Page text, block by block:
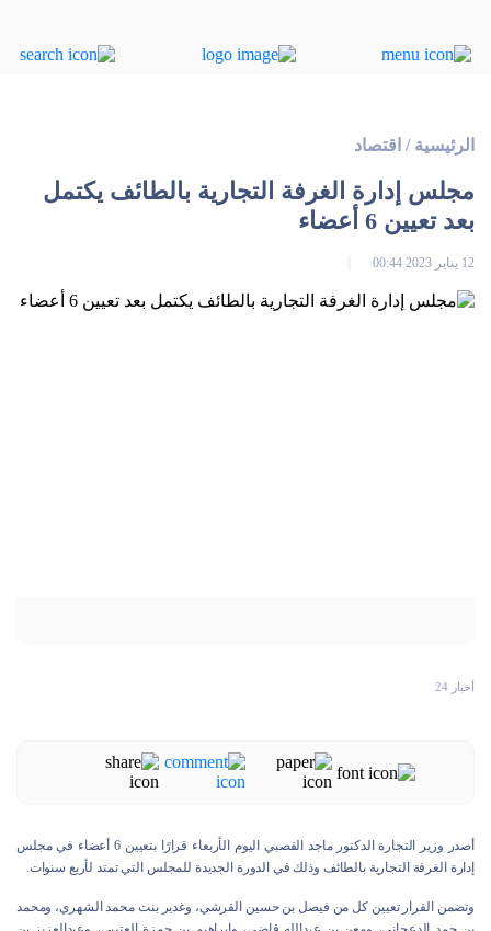
الرئيسية / اقتصاد
مجلس إدارة الغرفة التجارية بالطائف يكتمل
بعد تعيين 6 أعضاء
12 يناير 2023 00:44
أخبار 24
أصدر وزير التجارة الدكتور ماجد القصبي اليوم الأربعاء قرارًا بتعيين 6 أعضاء في مجلس
إدارة الغرفة التجارية بالطائف وذلك في الدورة الجديدة للمجلس التي تمتد لأربع سنوات.
وتضمن القرار تعيين كل من فيصل بن حسين القرشي، وغدير بنت محمد الشهري، ومحمد